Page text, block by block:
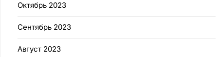
Октябрь 2023
Сентябрь 2023
Август 2023